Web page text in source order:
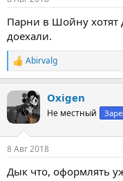
Парни в Шойну хотят
доехали.
Р
е
ц
и
Abirvalg
Oxigen
Не местный
8 Авг 2018
Дык что, оформлять